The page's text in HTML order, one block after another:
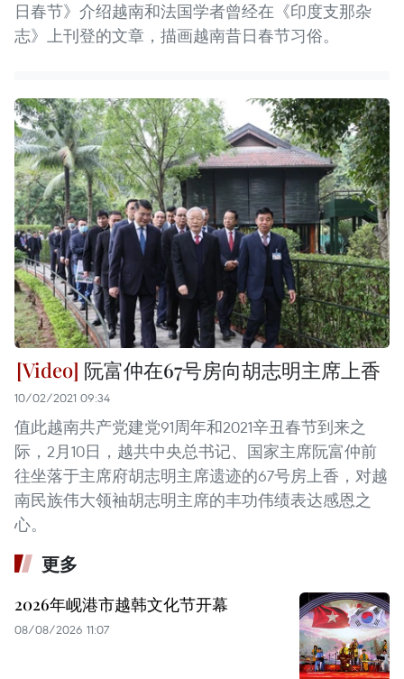
日春节》介绍越南和法国学者曾经在《印度支那杂
志》上刊登的文章，描画越南昔日春节习俗。
阮富仲在67号房向胡志明主席上香
10/02/2021 09:34
值此越南共产党建党91周年和2021辛丑春节到来之
际，2月10日，越共中央总书记、国家主席阮富仲前
往坐落于主席府胡志明主席遗迹的67号房上香，对越
南民族伟大领袖胡志明主席的丰功伟绩表达感恩之
心。
更多
2026年岘港市越韩文化节开幕
08/08/2026 11:07